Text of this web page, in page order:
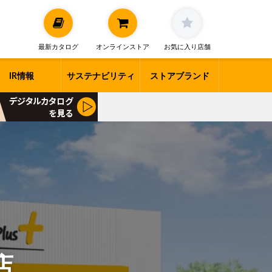
最新カタログ オンラインストア お気に入り店舗
IR情報 サステナビリティ ストアブランド